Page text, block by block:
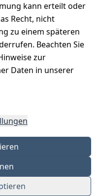
kann erteilt oder
Recht, nicht
zu einem späteren
Beachten Sie
zur
Daten in unserer
PayPal
Versanddie
nstleister
Post
Points GmbH